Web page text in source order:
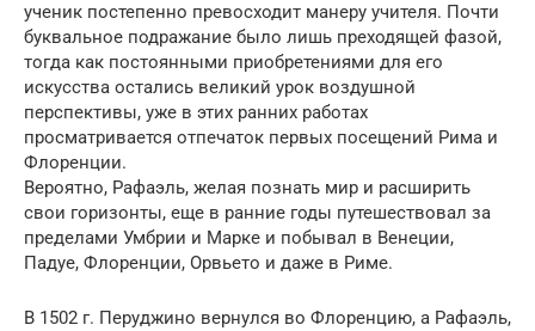
ученик постепенно превосходит манеру учителя. Почти
буквальное подражание было лишь преходящей фазой,
тогда как постоянными приобретениями для его
искусства остались великий урок воздушной
перспективы, уже в этих ранних работах
просматривается отпечаток первых посещений Рима и
Флоренции.
Вероятно, Рафаэль, желая познать мир и расширить
свои горизонты, еще в ранние годы путешествовал за
пределами Умбрии и Марке и побывал в Венеции,
Падуе, Флоренции, Орвьето и даже в Риме.
В 1502 г. Перуджино вернулся во Флоренцию, а Рафаэль,